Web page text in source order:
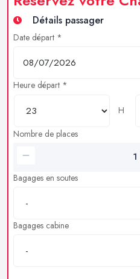
Détails passager
Date départ *
Heure départ *
H
Nombre de places
Bagages en soutes
Bagages cabine